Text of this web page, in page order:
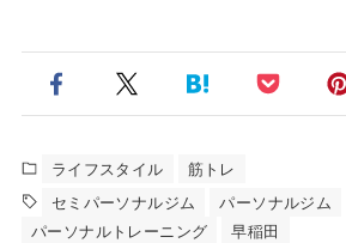
ライフスタイル
筋トレ
セミパーソナルジム
パーソナルジム
パーソナルトレーニング
早稲田